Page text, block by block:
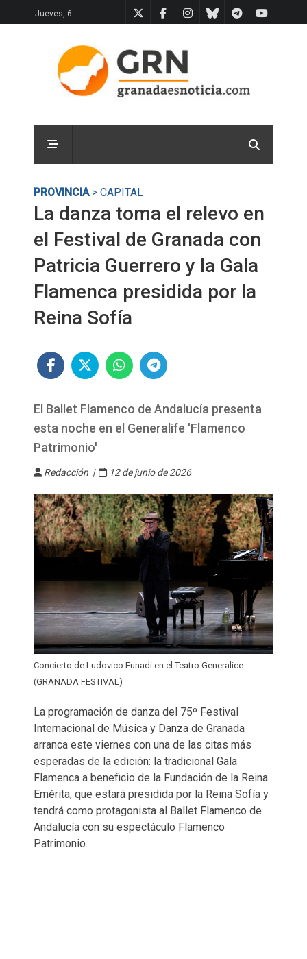
Jueves, 6
PROVINCIA> CAPITAL
La danza toma el relevo en
el Festival de Granada con
Patricia Guerrero y la Gala
Flamenca presidida por la
Reina Sofía
El Ballet Flamenco de Andalucía presenta
esta noche en el Generalife 'Flamenco
Patrimonio'
Redacción | 12 de junio de 2026
Concierto de Ludovico Eunadi en el Teatro Generalice
(GRANADA FESTIVAL)
La programación de danza del 75º Festival
Internacional de Música y Danza de Granada
arranca este viernes con una de las citas más
esperadas de la edición: la tradicional Gala
Flamenca a beneficio de la Fundación de la Reina
Emérita, que estará presidida por la Reina Sofía y
tendrá como protagonista al Ballet Flamenco de
Andalucía con su espectáculo Flamenco
Patrimonio.